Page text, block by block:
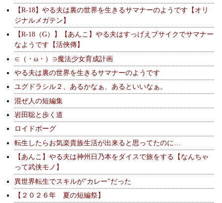
【R-18】やる夫は裏の世界を生きるサマナーのようです【オリ
ジナルメガテン】
【R-18（G）】【あんこ】やる夫はすっげえブサイクでサマナー
なようです【活俠傳】
∈（・ω・）∋魔法少女育成計画
やる夫は裏の世界を生きるサマナーのようです
ユグドラシル２、あるかなぁ、あるといいなぁ。
混ぜ人の短編集
岩田聡と歩く道
ロイドボーグ
転生したらお気楽貴族生活が出来ると思ってたのに…
【あんこ】やる夫は神州日乃本をダイスで旅をする【なんちゃ
って武侠モノ】
異世界転生でスキルが"カレー"だった
【２０２６年 夏の短編祭】